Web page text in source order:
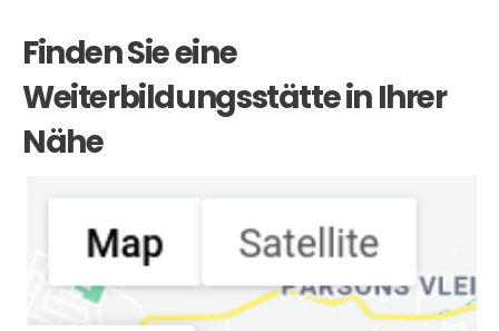
Finden Sie eine
Weiterbildungsstätte in Ihrer
Nähe
Weiterbildungsstätten:0 DRUCKEN